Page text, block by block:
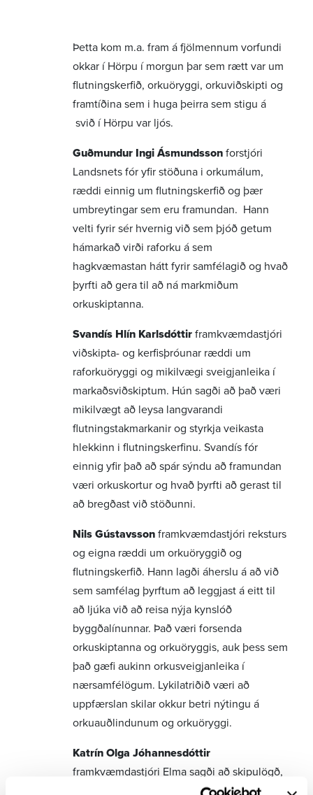
Þetta kom m.a. fram á fjölmennum vorfundi
okkar í Hörpu í morgun þar sem rætt var um
flutningskerfið, orkuöryggi, orkuviðskipti og
framtíðina sem i huga þeirra sem stigu á
svið í Hörpu var ljós.
Guðmundur Ingi Ásmundssonforstjóri
Landsnets fór yfir stöðuna i orkumálum,
ræddi einnig um flutningskerfið og þær
umbreytingar sem eru framundan. Hann
velti fyrir sér hvernig við sem þjóð getum
hámarkað virði raforku á sem
hagkvæmastan hátt fyrir samfélagið og hvað
þyrfti að gera til að ná markmiðum
orkuskiptanna.
Svandís Hlín Karlsdóttirframkvæmdastjóri
viðskipta- og kerfisþróunar ræddi um
raforkuöryggi og mikilvægi sveigjanleika í
markaðsviðskiptum. Hún sagði að það væri
mikilvægt að leysa langvarandi
flutningstakmarkanir og styrkja veikasta
hlekkinn i flutningskerfinu. Svandís fór
einnig yfir það að spár sýndu að framundan
væri orkuskortur og hvað þyrfti að gerast til
að bregðast við stöðunni.
Nils Gústavssonframkvæmdastjóri reksturs
og eigna ræddi um orkuöryggið og
flutningskerfið. Hann lagði áherslu á að við
sem samfélag þyrftum að leggjast á eitt til
að ljúka við að reisa nýja kynslóð
byggðalínunnar. Það væri forsenda
orkuskiptanna og orkuöryggis, auk þess sem
það gæfi aukinn orkusveigjanleika í
nærsamfélögum. Lykilatriðið væri að
uppfærslan skilar okkur betri nýtingu á
orkuauðlindunum og orkuöryggi.
Katrín Olga Jóhannesdóttir
framkvæmdastjóri Elma sagði að skipulögð,
gagnsæ viðskipti væru nauðsynleg fyrir